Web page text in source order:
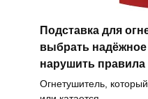
Подставка для
выбрать надёжное
нарушить правила
Огнетушитель,